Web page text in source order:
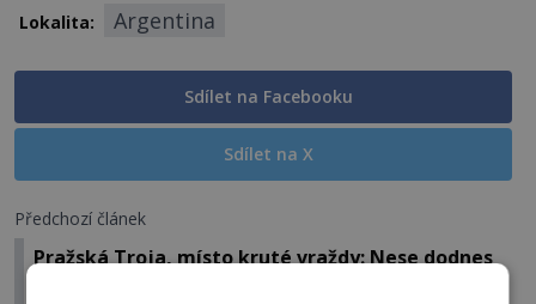
Lokalita: Argentina
Sdílet na Facebooku
Sdílet na X
Předchozí článek
Pražská Troja, místo kruté vraždy: Nese dodnes